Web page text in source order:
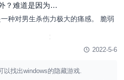
？难道是因为…
种对男生杀伤力极大的痛感。 脆弱
2022-5-6
以找出windows的隐藏游戏.